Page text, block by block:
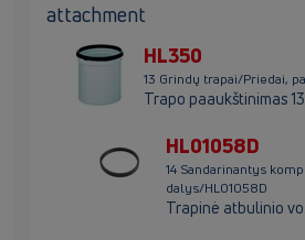
attachment
HL350
13 Grindų trapai/Priedai,
Trapo paaukštinimas
HL01058D
14 Sandarinantys
dalys/HL01058D
Trapinė atbulinio